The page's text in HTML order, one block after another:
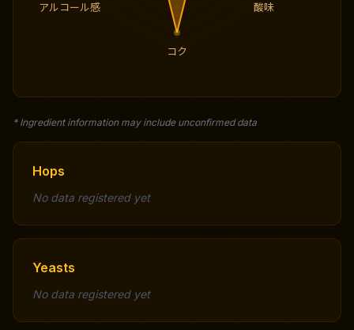
酸味
コク
アルコール感
* Ingredient information may include unconfirmed data
Hops
No data registered yet
Yeasts
No data registered yet